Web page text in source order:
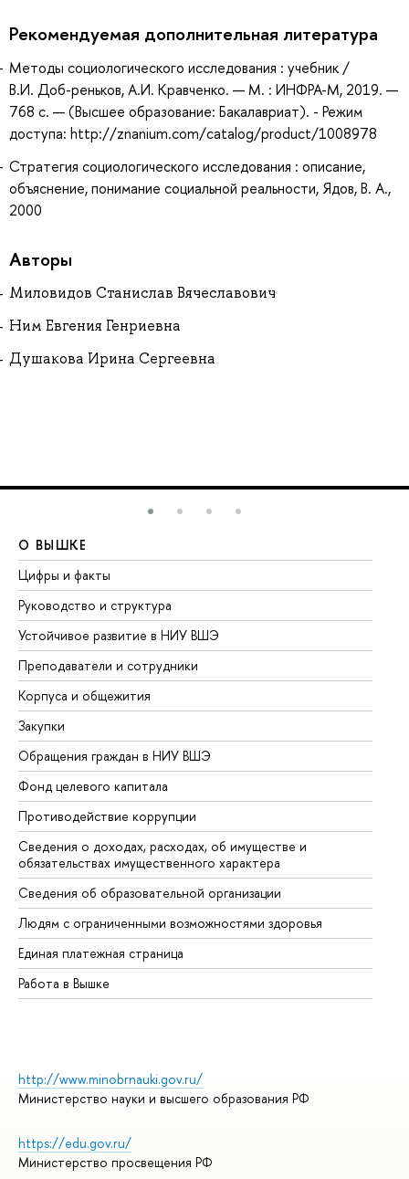
Рекомендуемая дополнительная литература
Методы социологического исследования : учебник /
В.И. Доб-реньков, А.И. Кравченко. — М. : ИНФРА-М, 2019. —
768 с. — (Высшее образование: Бакалавриат). - Режим
доступа: http://znanium.com/catalog/product/1008978
Стратегия социологического исследования : описание,
объяснение, понимание социальной реальности, Ядов, В. А.,
2000
Авторы
Миловидов Станислав Вячеславович
Ним Евгения Генриевна
Душакова Ирина Сергеевна
О ВЫШКЕ
Цифры и факты
Руководство и структура
Устойчивое развитие в НИУ ВШЭ
Преподаватели и сотрудники
Корпуса и общежития
Закупки
Обращения граждан в НИУ ВШЭ
Фонд целевого капитала
Противодействие коррупции
Сведения о доходах, расходах, об имуществе и
обязательствах имущественного характера
Сведения об образовательной организации
Людям с ограниченными возможностями здоровья
Единая платежная страница
Работа в Вышке
http://www.minobrnauki.gov.ru/
Министерство науки и высшего образования РФ
https://edu.gov.ru/
Министерство просвещения РФ